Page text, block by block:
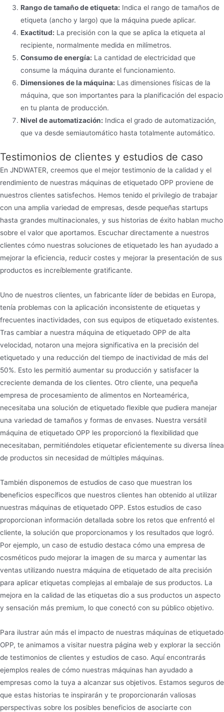
Rango de tamaño de etiqueta: Indica el rango de tamaños de
etiqueta (ancho y largo) que la máquina puede aplicar.
Exactitud: La precisión con la que se aplica la etiqueta al
recipiente, normalmente medida en milímetros.
Consumo de energía: La cantidad de electricidad que
consume la máquina durante el funcionamiento.
Dimensiones de la máquina: Las dimensiones físicas de la
máquina, que son importantes para la planificación del espacio
en tu planta de producción.
Nivel de automatización: Indica el grado de automatización,
que va desde semiautomático hasta totalmente automático.
Testimonios de clientes y estudios de caso
En JNDWATER, creemos que el mejor testimonio de la calidad y el
rendimiento de nuestras máquinas de etiquetado OPP proviene de
nuestros clientes satisfechos. Hemos tenido el privilegio de trabajar
con una amplia variedad de empresas, desde pequeñas startups
hasta grandes multinacionales, y sus historias de éxito hablan mucho
sobre el valor que aportamos. Escuchar directamente a nuestros
clientes cómo nuestras soluciones de etiquetado les han ayudado a
mejorar la eficiencia, reducir costes y mejorar la presentación de sus
productos es increíblemente gratificante.
Uno de nuestros clientes, un fabricante líder de bebidas en Europa,
tenía problemas con la aplicación inconsistente de etiquetas y
frecuentes inactividades, con sus equipos de etiquetado existentes.
Tras cambiar a nuestra máquina de etiquetado OPP de alta
velocidad, notaron una mejora significativa en la precisión del
etiquetado y una reducción del tiempo de inactividad de más del
50%. Esto les permitió aumentar su producción y satisfacer la
creciente demanda de los clientes. Otro cliente, una pequeña
empresa de procesamiento de alimentos en Norteamérica,
necesitaba una solución de etiquetado flexible que pudiera manejar
una variedad de tamaños y formas de envases. Nuestra versátil
máquina de etiquetado OPP les proporcionó la flexibilidad que
necesitaban, permitiéndoles etiquetar eficientemente su diversa línea
de productos sin necesidad de múltiples máquinas.
También disponemos de estudios de caso que muestran los
beneficios específicos que nuestros clientes han obtenido al utilizar
nuestras máquinas de etiquetado OPP. Estos estudios de caso
proporcionan información detallada sobre los retos que enfrentó el
cliente, la solución que proporcionamos y los resultados que logró.
Por ejemplo, un caso de estudio destaca cómo una empresa de
cosméticos pudo mejorar la imagen de su marca y aumentar las
ventas utilizando nuestra máquina de etiquetado de alta precisión
para aplicar etiquetas complejas al embalaje de sus productos. La
mejora en la calidad de las etiquetas dio a sus productos un aspecto
y sensación más premium, lo que conectó con su público objetivo.
Para ilustrar aún más el impacto de nuestras máquinas de etiquetado
OPP, te animamos a visitar nuestra página web y explorar la sección
de testimonios de clientes y estudios de caso. Aquí encontrarás
ejemplos reales de cómo nuestras máquinas han ayudado a
empresas como la tuya a alcanzar sus objetivos. Estamos seguros de
que estas historias te inspirarán y te proporcionarán valiosas
perspectivas sobre los posibles beneficios de asociarte con